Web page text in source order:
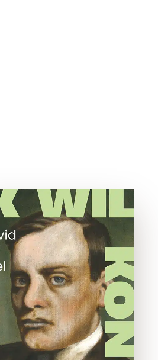
Ik wil koning zijn
e-boek
Johannes Esser (1877-1946)
hoort thuis in het rijtje
Albert Einstein, Hugo de
Vries en Wilhelm Röntgen.
Hij was Nederlands
schaakkampioen,
Mondriaan-ontdekker,
pionier in de plastische